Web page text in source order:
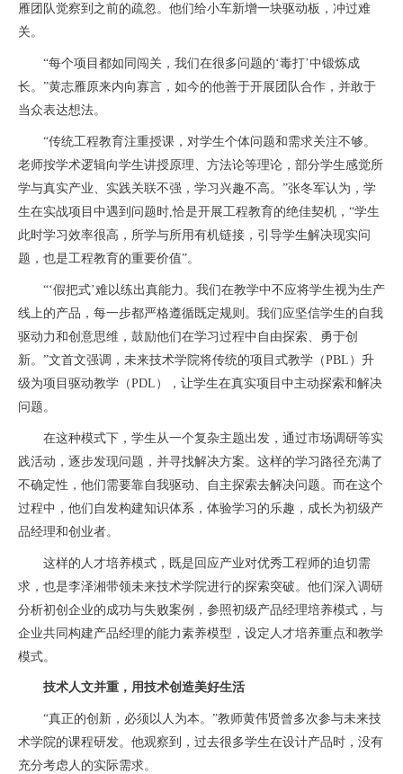
雁团队觉察到之前的疏忽。他们给小车新增一块驱动板，冲过难
关。
“每个项目都如同闯关，我们在很多问题的‘毒打’中锻炼成
长。”黄志雁原来内向寡言，如今的他善于开展团队合作，并敢于
当众表达想法。
“传统工程教育注重授课，对学生个体问题和需求关注不够。
老师按学术逻辑向学生讲授原理、方法论等理论，部分学生感觉所
学与真实产业、实践关联不强，学习兴趣不高。”张冬军认为，学
生在实战项目中遇到问题时,恰是开展工程教育的绝佳契机，“学生
此时学习效率很高，所学与所用有机链接，引导学生解决现实问
题，也是工程教育的重要价值”。
“‘假把式’难以练出真能力。我们在教学中不应将学生视为生产
线上的产品，每一步都严格遵循既定规则。我们应坚信学生的自我
驱动力和创意思维，鼓励他们在学习过程中自由探索、勇于创
新。”文首文强调，未来技术学院将传统的项目式教学（PBL）升
级为项目驱动教学（PDL），让学生在真实项目中主动探索和解决
问题。
在这种模式下，学生从一个复杂主题出发，通过市场调研等实
践活动，逐步发现问题，并寻找解决方案。这样的学习路径充满了
不确定性，他们需要靠自我驱动、自主探索去解决问题。而在这个
过程中，他们自发构建知识体系，体验学习的乐趣，成长为初级产
品经理和创业者。
这样的人才培养模式，既是回应产业对优秀工程师的迫切需
求，也是李泽湘带领未来技术学院进行的探索突破。他们深入调研
分析初创企业的成功与失败案例，参照初级产品经理培养模式，与
企业共同构建产品经理的能力素养模型，设定人才培养重点和教学
模式。
技术人文并重，用技术创造美好生活
“真正的创新，必须以人为本。”教师黄伟贤曾多次参与未来技
术学院的课程研发。他观察到，过去很多学生在设计产品时，没有
充分考虑人的实际需求。